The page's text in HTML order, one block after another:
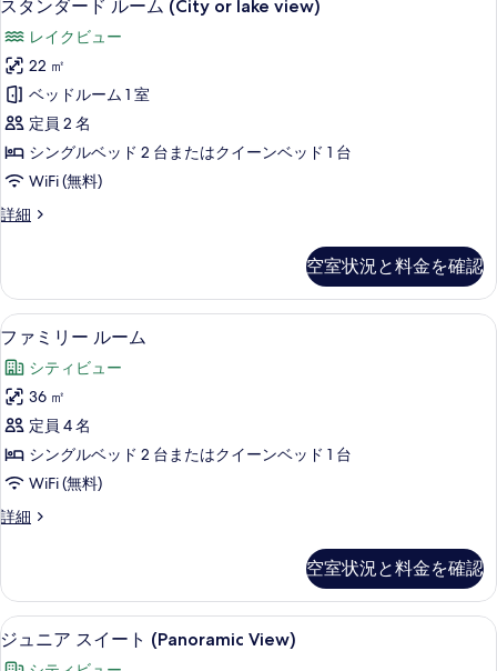
な
客
室
の
絞
り
込
み
条
ン
ダ
ー
ド
ル
ム
or
lake
view)
の
す
べ
て
の
真
表
示
す
スタンダード ルーム (City or lake view)
レイクビュー
22 ㎡
ベッドルーム 1 室
定員 2 名
シングルベッド 2 台またはクイーンベッド 1 台
WiFi (無料)
詳細
ス
ー
ド
ル
ム
(City
or
lake
view)
の
詳
細
空室状況と料金を確認
フ
ァ
ミ
リ
ー
ル
ム
す
べ
て
低刺激性寝具、セーフティボックス
18
ファミリー ルーム
シティビュー
36 ㎡
定員 4 名
シングルベッド 2 台またはクイーンベッド 1 台
WiFi (無料)
詳細
フ
ー
ル
ー
空室状況と料金を確認
ジ
ュ
低刺激性寝具、セーフティボックス
17
ジュニア スイート (Panoramic View)